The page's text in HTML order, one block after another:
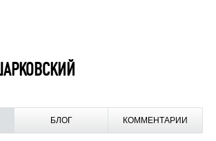
БЛОГ КОММЕНТАРИИ